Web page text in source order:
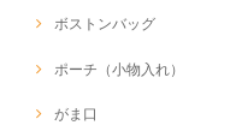
ボストンバッグ
ポーチ（小物入れ）
がま口